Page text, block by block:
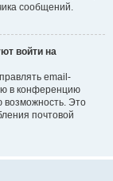
сообщений.
войти на
email-
в конференцию
возможность. Это
почтовой